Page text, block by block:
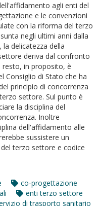
agli enti del
e le convenzioni
con la riforma del terzo
negli ultimi anni dalla
la delicatezza della
deriva dal confronto
resto, in proposito, è
Consiglio di Stato che ha
principio di concorrenza
settore. Sul punto è
la disciplina del
Inoltre
dell'affidamento alle
sussistere un
terzo settore e codice
co-progettazione
enti terzo settore
di trasporto sanitario